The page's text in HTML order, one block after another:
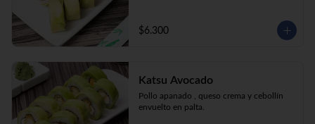
$6.300
Katsu Avocado
Pollo apanado , queso crema y cebollín
envuelto en palta.